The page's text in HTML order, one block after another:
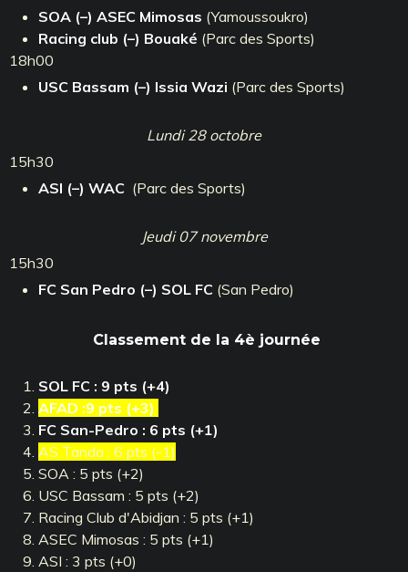
SOA (–) ASEC Mimosas (Yamoussoukro)
Racing club (–) Bouaké (Parc des Sports)
18h00
USC Bassam (–) Issia Wazi (Parc des Sports)
Lundi 28 octobre
15h30
ASI (–) WAC (Parc des Sports)
Jeudi 07 novembre
15h30
FC San Pedro (–) SOL FC (San Pedro)
Classement de la 4è journée
SOL FC : 9 pts (+4)
AFAD :9 pts (+3)
FC San-Pedro : 6 pts (+1)
AS Tanda : 6 pts (-1)
SOA : 5 pts (+2)
USC Bassam : 5 pts (+2)
Racing Club d'Abidjan : 5 pts (+1)
ASEC Mimosas : 5 pts (+1)
ASI : 3 pts (+0)